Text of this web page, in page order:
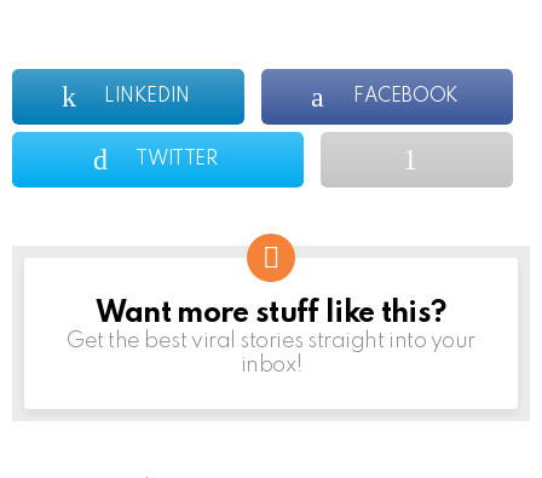
LINKEDIN FACEBOOK
TWITTER
NEWSLETTER
Want more stuff like this?
Get the best viral stories straight into your
inbox!